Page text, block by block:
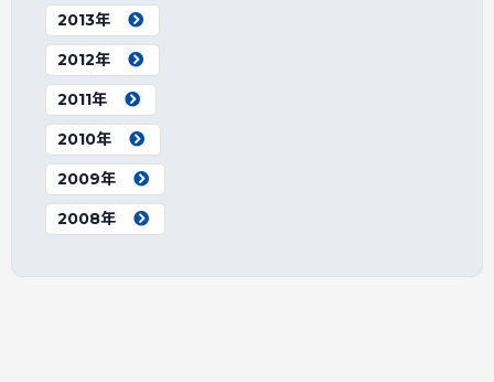
2013年
2012年
2011年
2010年
2009年
2008年